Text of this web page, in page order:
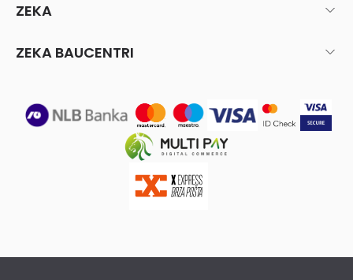
ZEKA
ZEKA BAUCENTRI